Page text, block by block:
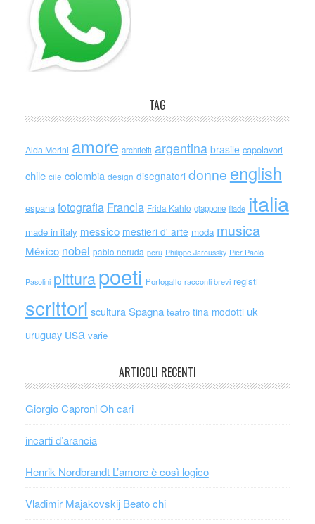
TAG
Alda Merini amore architetti argentina brasile capolavori
chile cile colombia design disegnatori donne english
espana fotografia Francia Frida Kahlo giappone iliade italia
made in italy messico mestieri d' arte moda musica
México nobel pablo neruda perù Philippe Jaroussky Pier Paolo
Pasolini pitturapoeti Portogallo racconti brevi registi
scrittori scultura Spagna teatro tina modotti uk
uruguay usa varie
ARTICOLI RECENTI
Giorgio Caproni Oh cari
incarti d’arancia
Henrik Nordbrandt L’amore è così logico
Vladimir Majakovskij Beato chi